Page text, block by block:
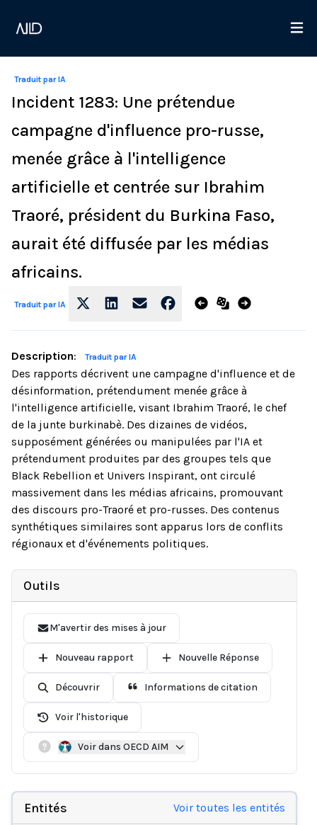
Traduit par IA
Incident 1283: Une prétendue
campagne d'influence pro-russe,
menée grâce à l'intelligence
artificielle et centrée sur Ibrahim
Traoré, président du Burkina Faso,
aurait été diffusée par les médias
africains.
Traduit par IA
Description: Traduit par IA
Des rapports décrivent une campagne d'influence et de
désinformation, prétendument menée grâce à
l'intelligence artificielle, visant Ibrahim Traoré, le chef
de la junte burkinabè. Des dizaines de vidéos,
supposément générées ou manipulées par l'IA et
prétendument produites par des groupes tels que
Black Rebellion et Univers Inspirant, ont circulé
massivement dans les médias africains, promouvant
des discours pro-Traoré et pro-russes. Des contenus
synthétiques similaires sont apparus lors de conflits
régionaux et d'événements politiques.
Outils
M'avertir des mises à jour
Nouveau rapport Nouvelle Réponse
Découvrir Informations de citation
Voir l'historique
Voir dans OECD AIM
Entités Voir toutes les entités